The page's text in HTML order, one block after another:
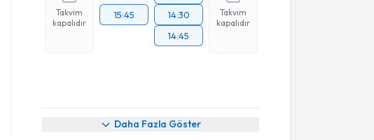
Takvim
kapalıdır
15:45
14:30
14:45
Takvim
kapalıdır
Daha Fazla Göster